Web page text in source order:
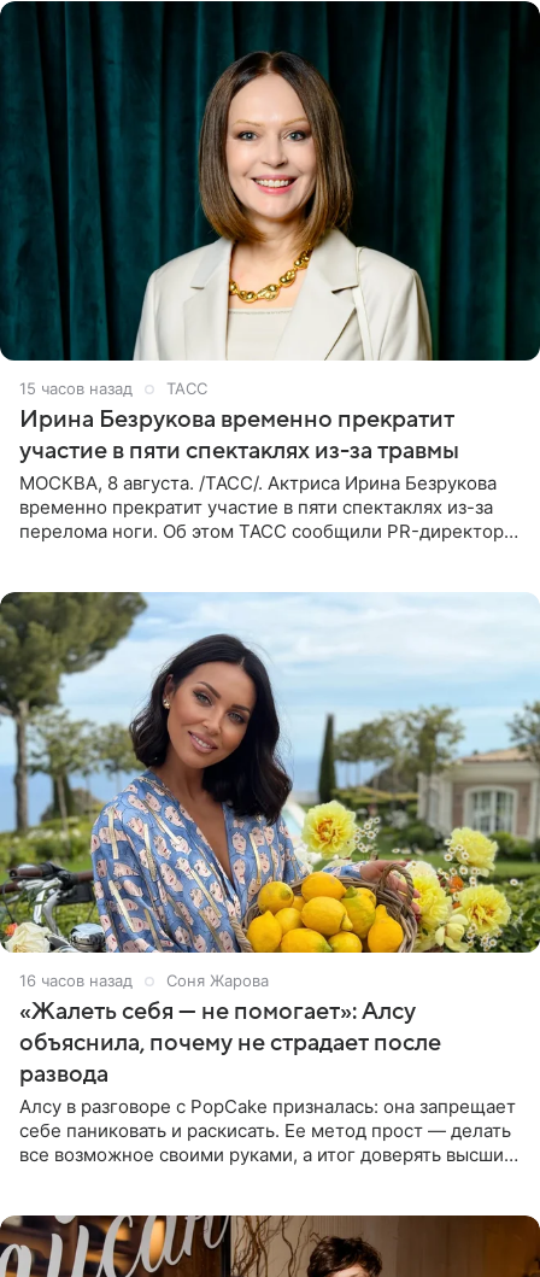
15 часов назад ТАСС
Ирина Безрукова временно прекратит
участие в пяти спектаклях из-за травмы
МОСКВА, 8 августа. /ТАСС/. Актриса Ирина Безрукова
временно прекратит участие в пяти спектаклях из-за
перелома ноги. Об этом ТАСС сообщили PR-директор
16 часов назад Соня Жарова
«Жалеть себя — не помогает»: Алсу
объяснила, почему не страдает после
развода
Алсу в разговоре с PopCake призналась: она запрещает
себе паниковать и раскисать. Ее метод прост — делать
все возможное своими руками, а итог доверять высшим